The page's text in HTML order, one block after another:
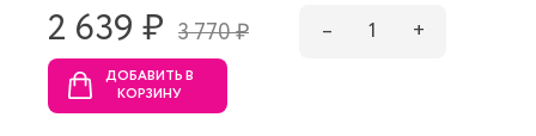
2 639 ₷ 3 770 ₷ – 1 +
ДОБАВИТЬ В
КОРЗИНУ